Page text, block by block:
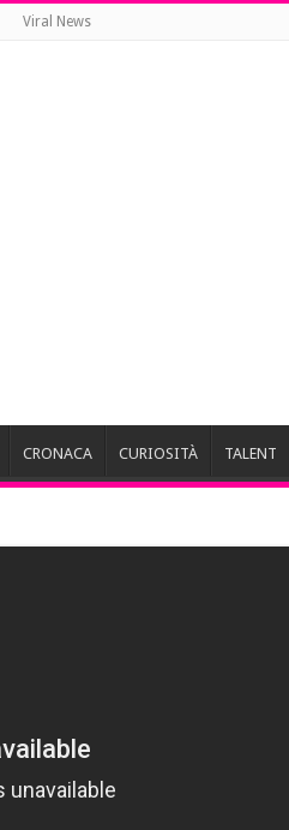
Viral News
CRONACA CURIOSITÀ TALENT